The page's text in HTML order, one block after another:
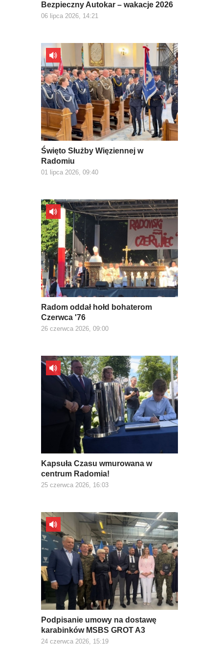
Bezpieczny Autokar – wakacje 2026
06 lipca 2026, 14:21
Święto Służby Więziennej w
Radomiu
01 lipca 2026, 09:40
Radom oddał hołd bohaterom
Czerwca '76
26 czerwca 2026, 09:00
Kapsuła Czasu wmurowana w
centrum Radomia!
25 czerwca 2026, 16:03
Podpisanie umowy na dostawę
karabinków MSBS GROT A3
24 czerwca 2026, 15:19